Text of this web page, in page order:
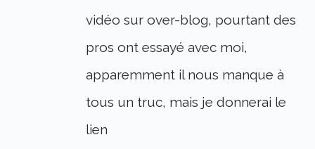
vidéo sur over-blog, pourtant des
pros ont essayé avec moi,
apparemment il nous manque à
tous un truc, mais je donnerai le
lien